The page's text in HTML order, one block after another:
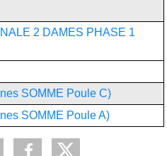
2 DAMES PHASE 1
SOMME Poule C)
SOMME Poule A)